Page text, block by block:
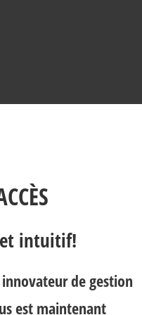
intuitif!
de gestion
est maintenant